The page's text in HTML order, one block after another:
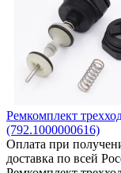
Ремкомплект
(792.1000000616)
Оплата при
доставка по всей